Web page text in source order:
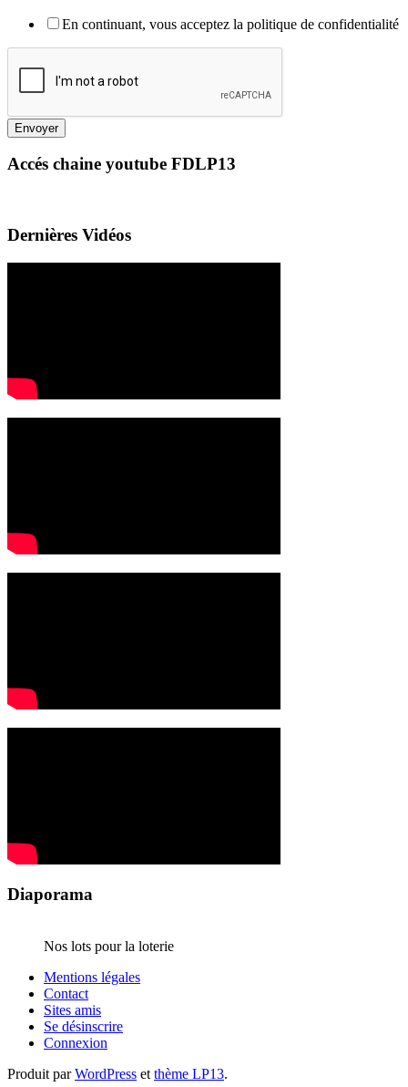
En continuant, vous acceptez la politique de confidentialité
Envoyer
Accés chaine youtube FDLP13
Dernières Vidéos
Diaporama
Nos lots pour la loterie
Mentions légales
Contact
Sites amis
Se désinscrire
Connexion
Produit parWordPress et thème LP13.